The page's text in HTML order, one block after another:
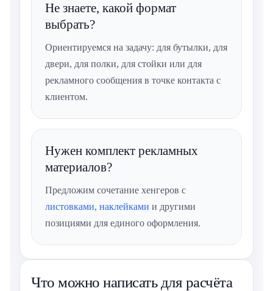
Не знаете, какой формат
выбрать?
Ориентируемся на задачу: для бутылки, для
двери, для полки, для стойки или для
рекламного сообщения в точке контакта с
клиентом.
Нужен комплект рекламных
материалов?
Предложим сочетание хенгеров с
листовками, наклейками и другими
позициями для единого оформления.
Что можно написать для расчёта